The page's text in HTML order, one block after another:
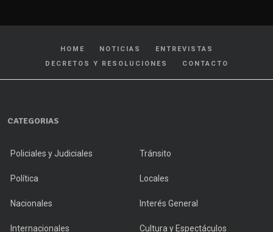
HOME NOTICIAS
ENTREVISTAS
DECRETOS Y RESOLUCIONES
CONTACTO
CATEGORIAS
Policiales y Judiciales Tránsito
Política Locales
Nacionales Interés General
Internacionales Cultura y Espectáculos